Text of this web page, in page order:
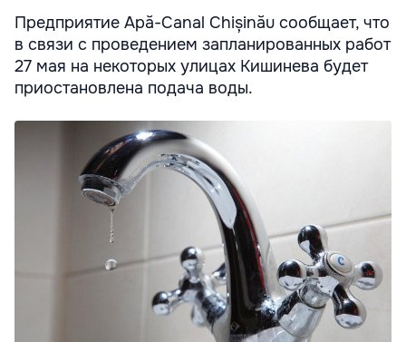
Предприятие Apă-Canal Chișinău сообщает, что
в связи с проведением запланированных работ
27 мая на некоторых улицах Кишинева будет
приостановлена подача воды.